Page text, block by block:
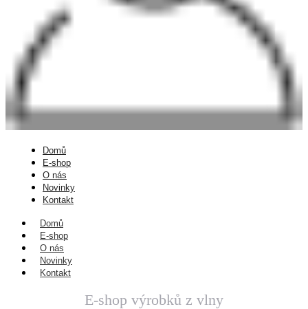
Domů
E-shop
O nás
Novinky
Kontakt
Domů
E-shop
O nás
Novinky
Kontakt
E-shop výrobků z vlny